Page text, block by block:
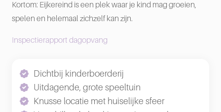
Kortom: Eijkereind is een plek waar je kind mag groeien,
spelen en helemaal zichzelf kan zijn.
Inspectierapport dagopvang
Dichtbij kinderboerderij
Uitdagende, grote speeltuin
Knusse locatie met huiselijke sfeer